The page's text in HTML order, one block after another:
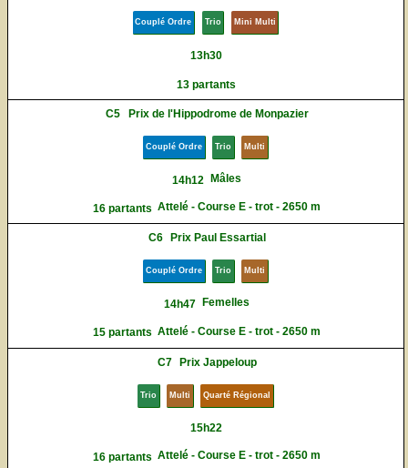
Couplé Ordre Trio Mini Multi
13h30
13 partants
C5 Prix de l'Hippodrome de Monpazier
Couplé Ordre Trio Multi
14h12 Mâles
16 partants Attelé - Course E - trot - 2650 m
C6 Prix Paul Essartial
Couplé Ordre Trio Multi
14h47 Femelles
15 partants Attelé - Course E - trot - 2650 m
C7 Prix Jappeloup
Trio Multi Quarté Régional
15h22
16 partants Attelé - Course E - trot - 2650 m